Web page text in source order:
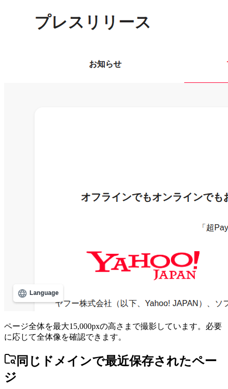
ページ全体を最大15,000pxの高さまで撮影しています。必要
に応じて全体像を確認できます。
同じドメインで最近保存されたペー
ジ